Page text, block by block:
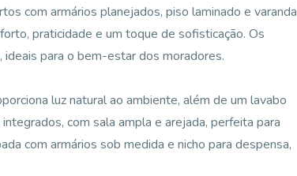
com armários planejados, piso laminado e varanda
praticidade e um toque de sofisticação. Os
para o bem-estar dos moradores.
luz natural ao ambiente, além de um lavabo
com sala ampla e arejada, perfeita para
com armários sob medida e nicho para despensa,